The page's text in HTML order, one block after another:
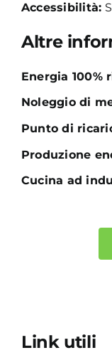
Accessibilità:
Altre
Energia 100%
Noleggio di
Punto di
Produzione
Cucina ad
Link utili